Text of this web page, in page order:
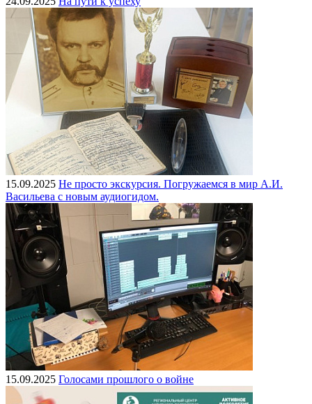
15.09.2025 Не просто экскурсия. Погружаемся в мир А.И.
Васильева с новым аудиогидом.
15.09.2025 Голосами прошлого о войне